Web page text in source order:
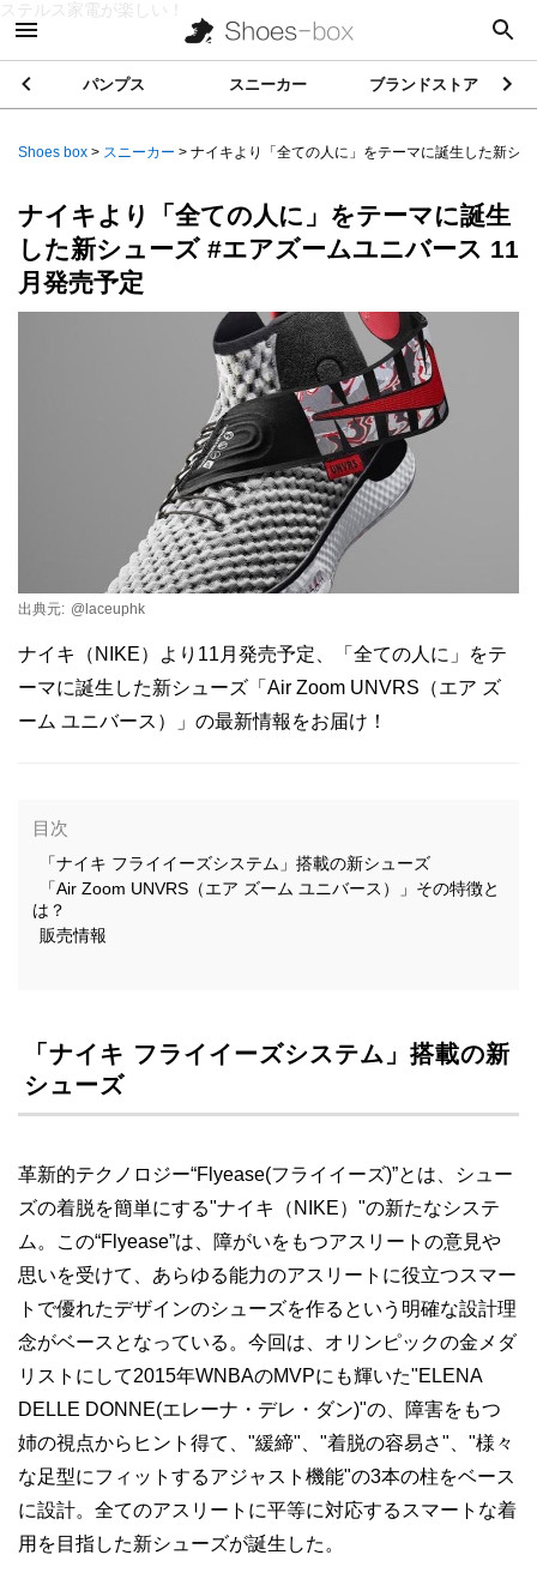
ステルス家電が楽しい！
パンプス スニーカー ブランドストア
Shoes box > スニーカー > ナイキより「全ての人に」をテーマに誕生した新シ...
ナイキより「全ての人に」をテーマに誕生
した新シューズ #エアズームユニバース 11
月発売予定
出典元: @laceuphk
ナイキ（NIKE）より11月発売予定、「全ての人に」をテ
ーマに誕生した新シューズ「Air Zoom UNVRS（エア ズ
ーム ユニバース）」の最新情報をお届け！
目次
「ナイキ フライイーズシステム」搭載の新シューズ
「Air Zoom UNVRS（エア ズーム ユニバース）」その特徴と
は？
販売情報
「ナイキ フライイーズシステム」搭載の新
シューズ
革新的テクノロジー“Flyease(フライイーズ)”とは、シュー
ズの着脱を簡単にする"ナイキ（NIKE）"の新たなシステ
ム。この“Flyease”は、障がいをもつアスリートの意見や
思いを受けて、あらゆる能力のアスリートに役立つスマー
トで優れたデザインのシューズを作るという明確な設計理
念がベースとなっている。今回は、オリンピックの金メダ
リストにして2015年WNBAのMVPにも輝いた"ELENA
DELLE DONNE(エレーナ・デレ・ダン)"の、障害をもつ
姉の視点からヒント得て、"緩締"、"着脱の容易さ"、"様々
な足型にフィットするアジャスト機能"の3本の柱をベース
に設計。全てのアスリートに平等に対応するスマートな着
用を目指した新シューズが誕生した。